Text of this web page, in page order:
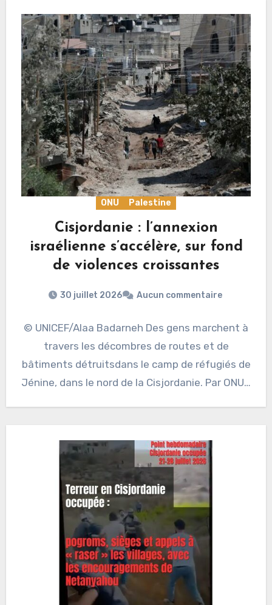
ONU Palestine
Cisjordanie : l’annexion
israélienne s’accélère, sur fond
de violences croissantes
30 juillet 2026 Aucun commentaire
© UNICEF/Alaa Badarneh Des gens marchent à
travers les décombres de routes et de
bâtiments détruitsdans le camp de réfugiés de
Jénine, dans le nord de la Cisjordanie. Par ONU…